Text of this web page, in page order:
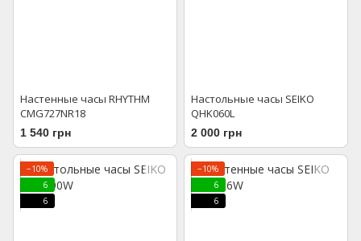
Настенные часы RHYTHM
CMG727NR18
1 540 грн
Настольные часы SEIKO
QHK060L
2 000 грн
−10%
6
6
−10%
6
6